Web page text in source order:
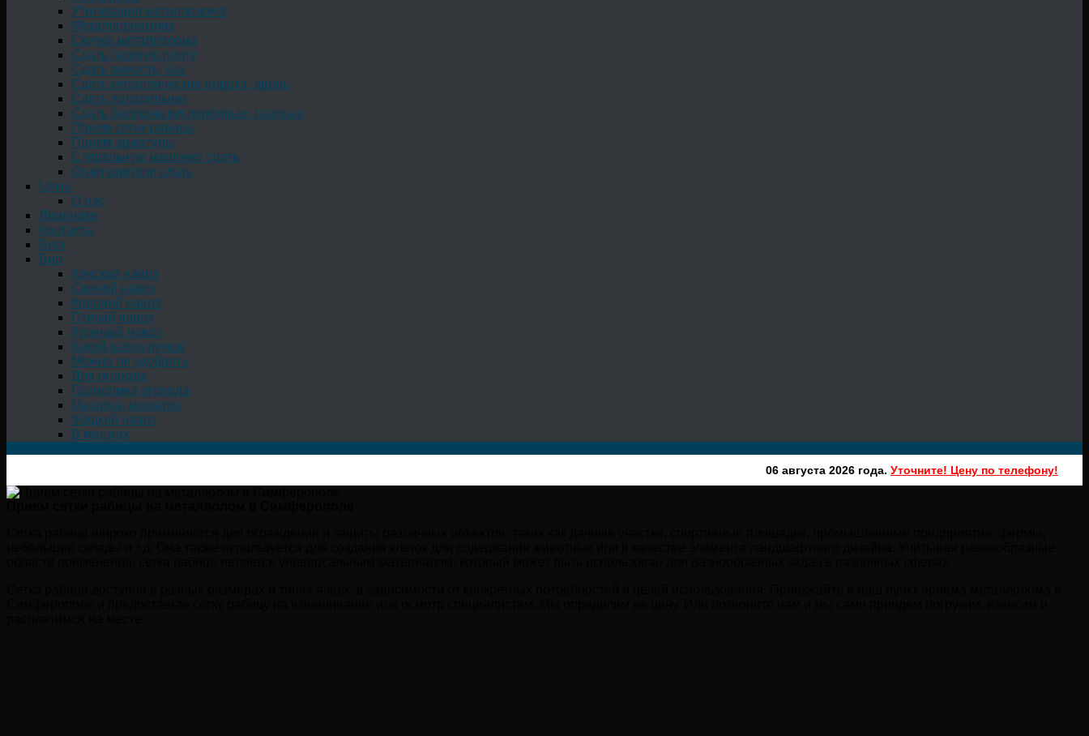
Утилизация металлолома
Металоприемник
Скупка металлолома
Сдать газовую плиту
Сдать емкость, бак
Cдать металлические ворота, дверь
Сдать холодильник
Сдать баллоны кислородные, газовые
Прием сетки рабицы
Прием арматуры
Стиральную машинку сдать
Огнетушители сдать
Цены
О нас
Лицензия
Контакты
Блог
Био
Конский навоз
Свиной навоз
Коровий навоз
Птичий навоз
Куриный навоз
Какой навоз лучше
Можно ли удобрять
Для огорода
Подкормка огорода
Машина, мешалка
Жидкий навоз
В мешках
06 августа 2026 года. Уточните! Цену по телефону!